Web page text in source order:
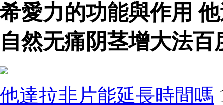
希愛力的功能與作用
自然无痛阴茎增大法
他達拉非片能延長時間嗎